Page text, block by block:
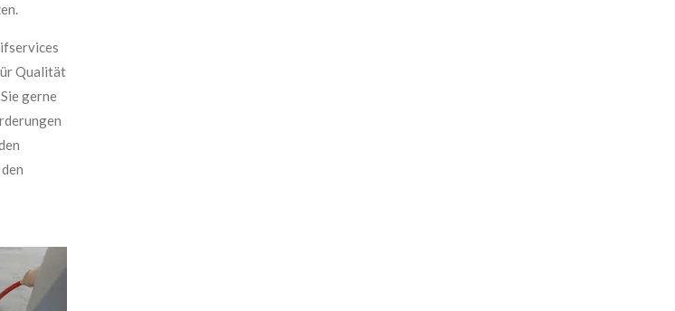
Qualität
gerne